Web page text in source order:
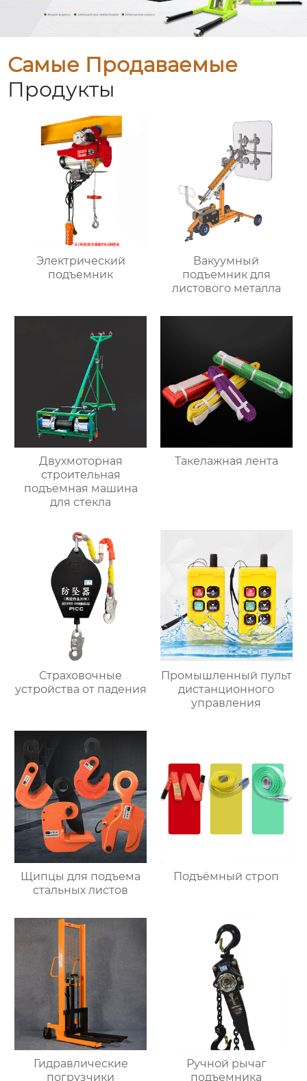
Самые Продаваемые
Продукты
Электрический
подъемник
Вакуумный
подъемник для
листового металла
Двухмоторная
строительная
подъемная машина
для стекла
Такелажная лента
Страховочные
устройства от падения
Промышленный пульт
дистанционного
управления
Щипцы для подъема
стальных листов
Подъёмный строп
Гидравлические
погрузчики
Ручной рычаг
подъемника